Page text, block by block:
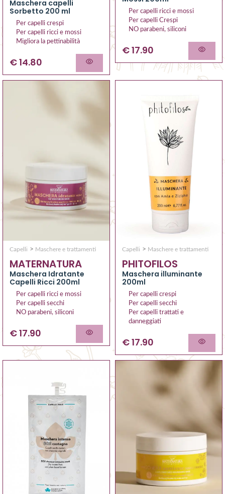
Maschera capelli
Sorbetto 200 ml
Per capelli crespi
Per capelli ricci e mossi
Migliora la pettinabilità
€ 14.80
Per capelli ricci e mossi
Per capelli Crespi
NO parabeni, siliconi
€ 17.90
Capelli > Maschere e trattamenti
MATERNATURA
Maschera Idratante
Capelli Ricci 200ml
Per capelli ricci e mossi
Per capelli secchi
NO parabeni, siliconi
€ 17.90
Capelli > Maschere e trattamenti
PHITOFILOS
Maschera illuminante
200ml
Per capelli crespi
Per capelli secchi
Per capelli trattati e
danneggiati
€ 17.90